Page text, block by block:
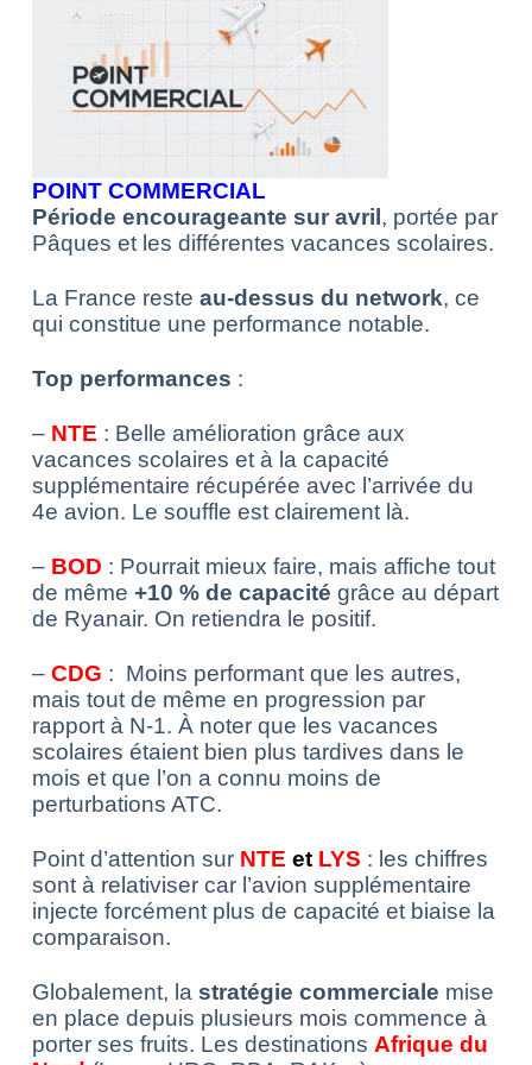
POINT COMMERCIAL
Période encourageante sur avril, portée par
Pâques et les différentes vacances scolaires.
La France reste au-dessus du network, ce
qui constitue une performance notable.
Top performances :
– NTE : Belle amélioration grâce aux
vacances scolaires et à la capacité
supplémentaire récupérée avec l’arrivée du
4e avion. Le souffle est clairement là.
– BOD : Pourrait mieux faire, mais affiche tout
de même +10 % de capacité grâce au départ
de Ryanair. On retiendra le positif.
– CDG : Moins performant que les autres,
mais tout de même en progression par
rapport à N-1. À noter que les vacances
scolaires étaient bien plus tardives dans le
mois et que l’on a connu moins de
perturbations ATC.
Point d’attention sur NTE etLYS : les chiffres
sont à relativiser car l’avion supplémentaire
injecte forcément plus de capacité et biaise la
comparaison.
Globalement, la stratégie commerciale mise
en place depuis plusieurs mois commence à
porter ses fruits. Les destinations Afrique du